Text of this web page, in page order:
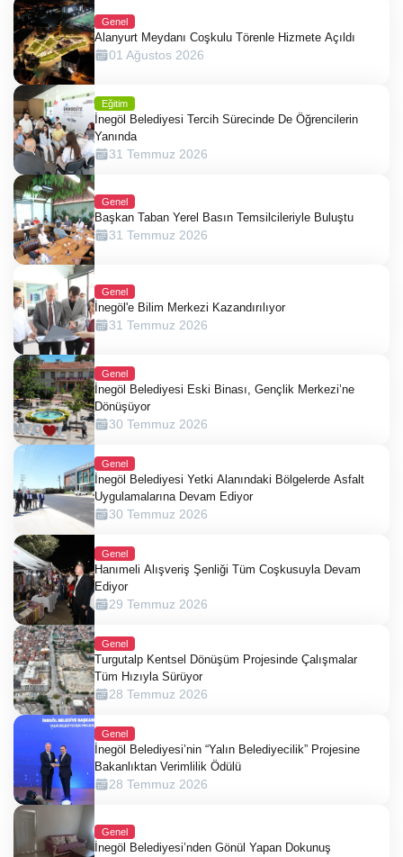
Genel
Alanyurt Meydanı Coşkulu Törenle Hizmete Açıldı
01 Ağustos 2026
Eğitim
İnegöl Belediyesi Tercih Sürecinde De Öğrencilerin
Yanında
31 Temmuz 2026
Genel
Başkan Taban Yerel Basın Temsilcileriyle Buluştu
31 Temmuz 2026
Genel
İnegöl'e Bilim Merkezi Kazandırılıyor
31 Temmuz 2026
Genel
İnegöl Belediyesi Eski Binası, Gençlik Merkezi’ne
Dönüşüyor
30 Temmuz 2026
Genel
İnegöl Belediyesi Yetki Alanındaki Bölgelerde Asfalt
Uygulamalarına Devam Ediyor
30 Temmuz 2026
Genel
Hanımeli Alışveriş Şenliği Tüm Coşkusuyla Devam
Ediyor
29 Temmuz 2026
Genel
Turgutalp Kentsel Dönüşüm Projesinde Çalışmalar
Tüm Hızıyla Sürüyor
28 Temmuz 2026
Genel
İnegöl Belediyesi’nin “Yalın Belediyecilik” Projesine
Bakanlıktan Verimlilik Ödülü
28 Temmuz 2026
Genel
İnegöl Belediyesi’nden Gönül Yapan Dokunuş